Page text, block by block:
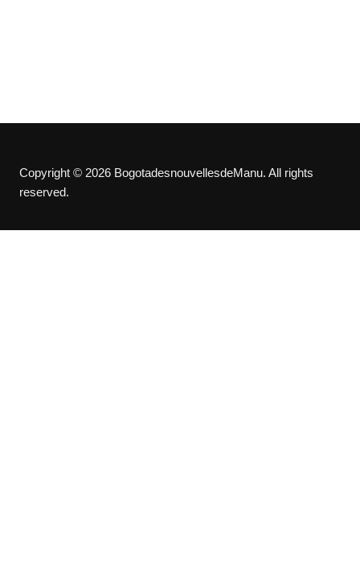
Copyright © 2026 BogotadesnouvellesdeManu. All rights
reserved.